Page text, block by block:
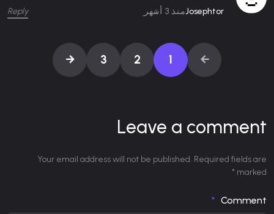
Josephtorمنذ 3 أشهر Reply
1
2
3
Leave a comment
Your email address will not be published. Required fields are
marked *
Comment